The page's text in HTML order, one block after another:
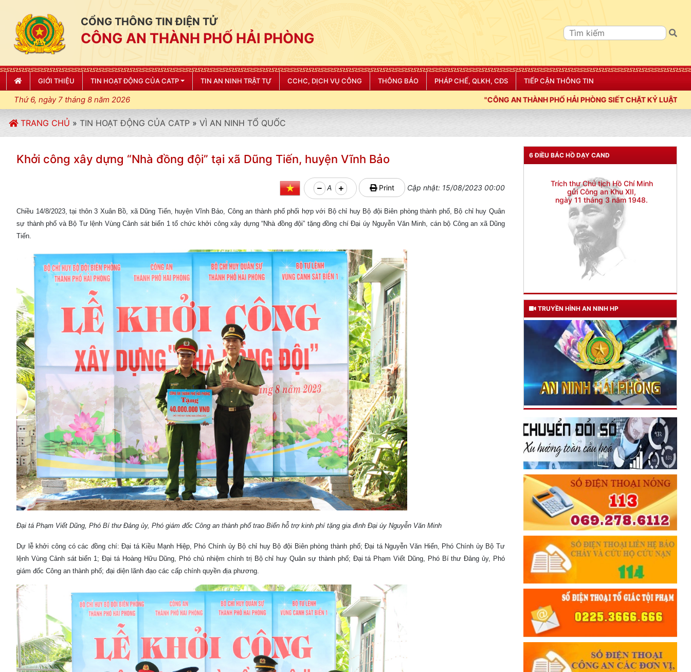
CỔNG THÔNG TIN ĐIỆN TỬ
CÔNG AN THÀNH PHỐ HẢI PHÒNG
GIỚI THIỆU TIN HOẠT ĐỘNG CỦA CATP TIN AN NINH TRẬT TỰ CCHC, DỊCH VỤ CÔNG THÔNG BÁO PHÁP CHẾ, QLKH, CĐS TIẾP CẬN THÔNG TIN
Thứ 6, ngày 7 tháng 8 năm 2026 "CÔNG AN THÀNH PHỐ HẢI PHÒNG SIẾT CHẶT KỶ LUẬT, KỶ CƯƠNG, ĐIỀU LỆNH; XÂY
TRANG CHỦ » TIN HOẠT ĐỘNG CỦA CATP » VÌ AN NINH TỔ QUỐC
Khởi công xây dựng “Nhà đồng đội” tại xã Dũng Tiến, huyện Vĩnh Bảo
A Print Cập nhật: 15/08/2023 00:00
Chiều 14/8/2023, tại thôn 3 Xuân Bồ, xã Dũng Tiến, huyện Vĩnh Bảo, Công an thành phố phối hợp với Bộ chỉ huy Bộ đội Biên phòng thành phố, Bộ chỉ huy Quân
sự thành phố và Bộ Tư lệnh Vùng Cảnh sát biển 1 tổ chức khởi công xây dựng “Nhà đồng đội” tặng đồng chí Đại úy Nguyễn Văn Minh, cán bộ Công an xã Dũng
Tiến.
Đại tá Phạm Viết Dũng, Phó Bí thư Đảng ủy, Phó giám đốc Công an thành phố trao Biển hỗ trợ kinh phí tặng gia đình Đại úy Nguyễn Văn Minh
Dự lễ khởi công có các đồng chí: Đại tá Kiều Mạnh Hiệp, Phó Chính ủy Bộ chỉ huy Bộ đội Biên phòng thành phố; Đại tá Nguyễn Văn Hiển, Phó Chính ủy Bộ Tư
lệnh Vùng Cảnh sát biển 1; Đại tá Hoàng Hữu Dũng, Phó chủ nhiệm chính trị Bộ chỉ huy Quân sự thành phố; Đại tá Phạm Viết Dũng, Phó Bí thư Đảng ủy, Phó
giám đốc Công an thành phố; đại diện lãnh đạo các cấp chính quyền địa phương.
6 ĐIỀU BÁC HỒ DẠY CAND
TƯ CÁCH
NGƯỜI CÔNG AN CÁCH MỆNH LÀ:
Đối với tự mình, phải
CẦN, KIỆM, LIÊM, CHÍNH
Đối với đồng sự, phải
THÂN ÁI GIÚP ĐỠ
Đối với chính phủ, phải
TUYỆT ĐỐI TRUNG THÀNH
Đối với nhân dân, phải
KÍNH TRỌNG LỄ PHÉP
Đối với công việc, phải
TẬN TỤY
Đối với địch, phải
CƯƠNG QUYẾT, KHÔN KHÉO
Trích thư Chủ tịch Hồ Chí Minh
gửi Công an Khu XII,
ngày 11 tháng 3 năm 1948.
TRUYỀN HÌNH AN NINH HP